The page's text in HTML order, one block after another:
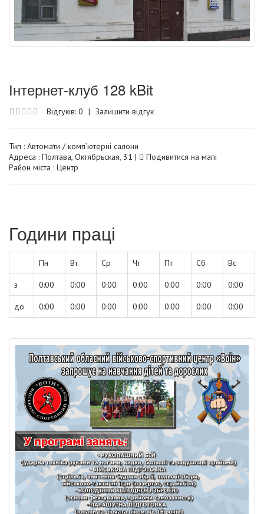
Інтернет-клуб 128 kBit
Відгуків: 0 | Залишити відгук
Тип : Автомати / комп’ютерні салони
Адреса : Полтава, Октябрьская, 31 |
Подивитися на мапі
Район міста : Центр
Години праці
Пн Вт Ср Чт Пт Сб Вс
з 0:00 0:00 0:00 0:00 0:00 0:00 0:00
до 0:00 0:00 0:00 0:00 0:00 0:00 0:00